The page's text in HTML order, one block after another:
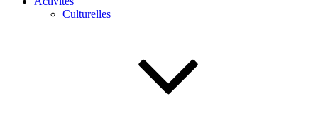
Culturelles